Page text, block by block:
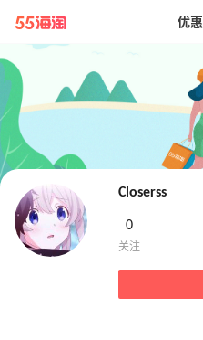
带你去官网买正品
优惠
Closerss
0